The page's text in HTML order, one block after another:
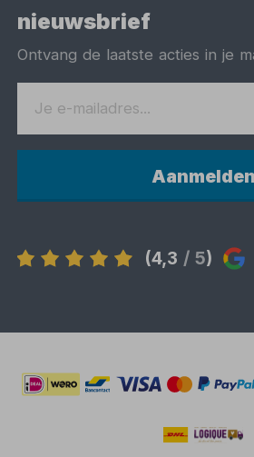
nieuwsbrief
Ontvang de laatste acties in je
Aanmelden
(4,3 / 5)